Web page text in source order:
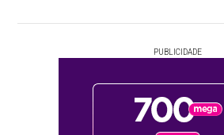
PUBLICIDADE